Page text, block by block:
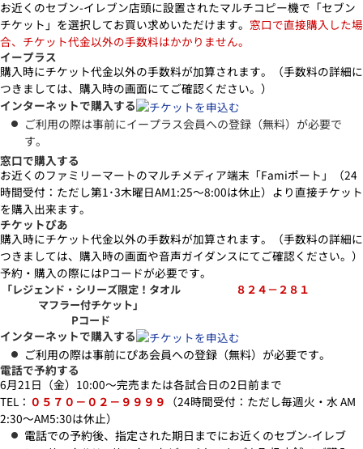
お近くのセブン-イレブン店頭に設置されたマルチコピー機で「セブン
チケット」を選択してお買い求めいただけます。 窓口で直接購入した場
合、チケット代金以外の手数料はかかりません。
イープラス
購入時にチケット代金以外の手数料が加算されます。（手数料の詳細に
つきましては、購入時の画面にてご確認ください。）
インターネットで購入する
ご利用の際は事前にイープラス会員への登録（無料）が必要で
す。
窓口で購入する
お近くのファミリーマートのマルチメディア端末「Famiポート」（24
時間受付：ただし第1･3木曜日AM1:25～8:00は休止）より直接チケット
を購入出来ます。
チケットぴあ
購入時にチケット代金以外の手数料が加算されます。（手数料の詳細に
つきましては、購入時の画面や音声ガイダンスにてご確認ください。）
予約・購入の際にはPコードが必要です。
「レジェンド・シリーズ限定！タオル
マフラー付チケット」
Pコード
８２４－２８１
インターネットで購入する
ご利用の際は事前にぴあ会員への登録（無料）が必要です。
電話で予約する
6月21日（金）10:00～完売または各試合日の2日前まで
TEL： ０５７０－０２－９９９９ （24時間受付：ただし毎週火・水 AM
2:30～AM5:30は休止）
電話での予約後、指定された期日までにお近くのセブン-イレブ